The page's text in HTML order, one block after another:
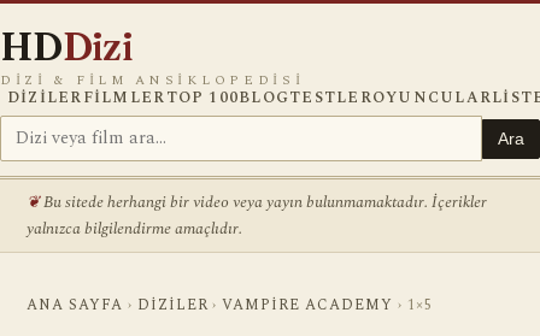
HDDizi
DIZI & FILM ANSIKLOPEDISI
DIZILERFILMLERTOP 100BLOGTESTLEROYUNCULAR
Ara
Bu sitede herhangi bir video veya yayın bulunmamaktadır. İçerikler
yalnızca bilgilendirme amaçlıdır.
ANA SAYFA › DIZILER ›VAMPIRE ACADEMY › 1×5